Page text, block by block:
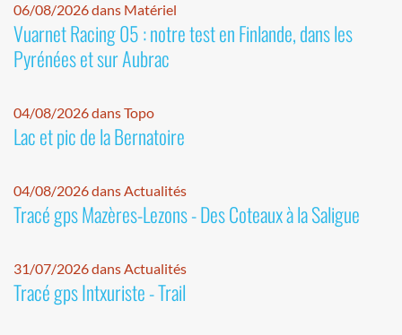
06/08/2026 dans Matériel
Vuarnet Racing 05 : notre test en Finlande, dans les
Pyrénées et sur Aubrac
04/08/2026 dans Topo
Lac et pic de la Bernatoire
04/08/2026 dans Actualités
Tracé gps Mazères-Lezons - Des Coteaux à la Saligue
31/07/2026 dans Actualités
Tracé gps Intxuriste - Trail